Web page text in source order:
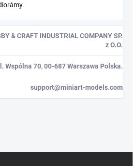
& CRAFT INDUSTRIAL COMPANY SP.
z O.O.
Wspólna 70, 00-687 Warszawa Polska.
support@miniart-models.com